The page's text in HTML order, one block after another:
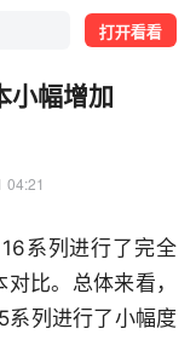
打开看看
小幅增加
04:21
系列进行了完全
比。总体来看，
系列进行了小幅度